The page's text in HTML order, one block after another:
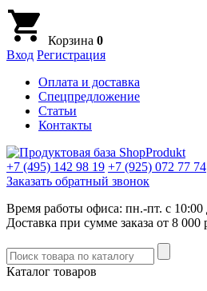
Корзина 0
Вход Регистрация
Оплата и доставка
Спецпредложение
Статьи
Контакты
+7 (495) 142 98 19 +7 (925) 072 77 74
Заказать обратный звонок
Время работы офиса: пн.-пт. с 10:00
Доставка при сумме заказа от 8 000
Каталог товаров